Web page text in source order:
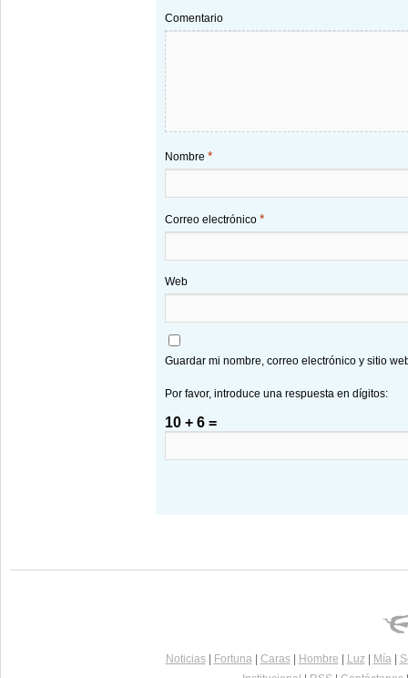
Comentario
Nombre *
Correo electrónico *
Web
Guardar mi nombre, correo electrónico y sitio
Por favor, introduce una respuesta en dígitos:
10 + 6 =
Noticias| Fortuna| Caras| Hombre Luz| Mía|